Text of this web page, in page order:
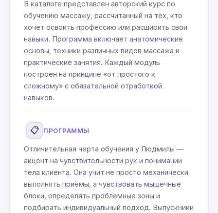
В каталоге представлен авторский курс по
обучению массажу, рассчитанный на тех, кто
хочет освоить профессию или расширить свои
навыки. Программа включает анатомические
основы, техники различных видов массажа и
практические занятия. Каждый модуль
построен на принципе «от простого к
сложному» с обязательной отработкой
навыков.
📋 ПРОГРАММЫ
Отличительная черта обучения у Людмилы —
акцент на чувствительности рук и понимании
тела клиента. Она учит не просто механически
выполнять приёмы, а чувствовать мышечные
блоки, определять проблемные зоны и
подбирать индивидуальный подход. Выпускники